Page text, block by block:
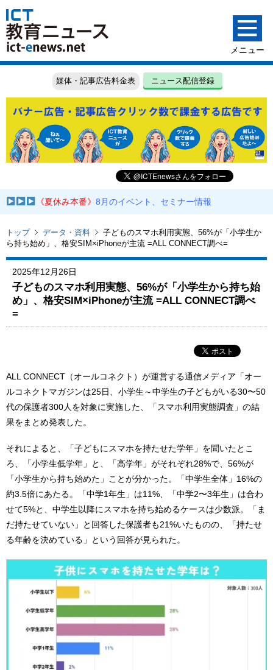
媒体・記事広告料金表 ニュース配信登録
《夏休み本番》8月のイベント、セミナー情報
トップ データ・資料
子どものスマホ利用実態、56%が「小学生か
ら持ち始め」、格安SIM×iPhoneが主流 =ALL CONNECT調べ=
2025年12月26日
子どものスマホ利用実態、56%が「小学生から持ち始
め」、格安SIM×iPhoneが主流 =ALL CONNECT調べ
=
ALL CONNECT（オールコネクト）が運営する通信メディア「オー
ルコネクトマガジンは25日、小学生～中学生の子どもがいる30〜50
代の保護者300人を対象に実施した、「スマホ利用実態調査」の結
果をまとめ発表した。
それによると、「子どもにスマホを持たせた学年」を聞いたとこ
ろ、「小学生低学年」と、「高学年」がそれぞれ28%で、56%が
「小学生から持ち始めた」ことが分かった。「中学生全体」16%の
約3.5倍にあたる。「中学1年生」は11%、「中学2〜3年生」は合わ
せて5%と、中学生以降にスマホを持ち始めるケースは少数派。「ま
だ持たせていない」と回答した保護者も21%いたものの、「持たせ
る年齢を決めている」という回答が見られた。